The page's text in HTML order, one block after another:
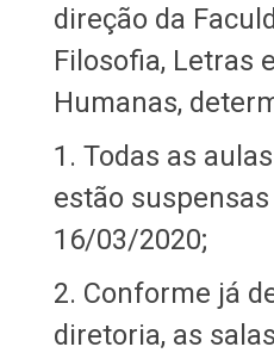
direção da
Filosofia, Letras
Humanas,
1. Todas as
estão
16/03/2020;
2. Conforme já
diretoria, as